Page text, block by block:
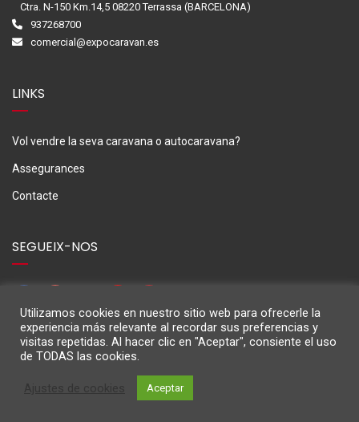
Ctra. N-150 Km.14,5 08220 Terrassa (BARCELONA)
937268700
comercial@expocaravan.es
LINKS
Vol vendre la seva caravana o autocaravana?
Assegurances
Contacte
SEGUEIX-NOS
M3Caravaning © 2024
Utilizamos cookies en nuestro sitio web para ofrecerle la
experiencia más relevante al recordar sus preferencias y
visitas repetidas. Al hacer clic en "Aceptar", consiente el uso
de TODAS las cookies.
Aceptar